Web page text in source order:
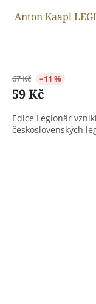
Anton Kaapl
67 Kč –11 %
59 Kč
Edice Legionär
československých